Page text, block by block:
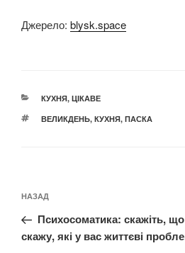
Джерело: blysk.space
КАТЕГОРІЇ
КУХНЯ, ЦІКАВЕ
ПОЗНАЧКИ
ВЕЛИКДЕНЬ, КУХНЯ, ПАСКА
записів
Попередній
запис:
НАЗАД
Психосоматика: скажіть,
скажу, які у вас життєві